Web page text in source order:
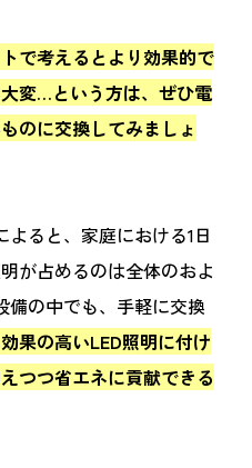
で考えるとより効果的で
変…という方は、ぜひ電
のに交換してみましょ
ると、家庭における1日
が占めるのは全体のおよ
備の中でも、手軽に交換
果の高いLED照明に付け
つつ省エネに貢献できる